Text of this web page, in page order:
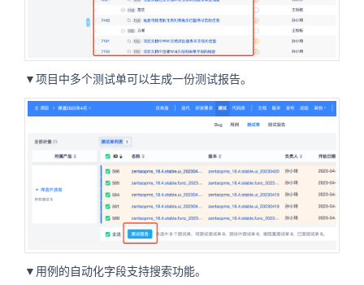
▼项目中多个测试单可以生成一份测试报告。
▼用例的自动化字段支持搜索功能。